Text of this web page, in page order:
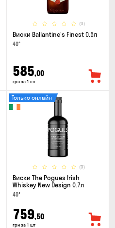
(0)
Виски Ballantine's Finest 0.5л
40°
585,00
грн за 1 шт
(0)
Только онлайн
Виски The Pogues Irish
Whiskey New Design 0.7л
40°
759,50
грн за 1 шт